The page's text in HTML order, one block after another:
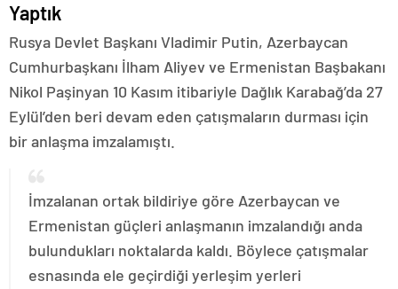
Yaptık
Rusya Devlet Başkanı Vladimir Putin, Azerbaycan
Cumhurbaşkanı İlham Aliyev ve Ermenistan Başbakanı
Nikol Paşinyan 10 Kasım itibariyle Dağlık Karabağ’da 27
Eylül’den beri devam eden çatışmaların durması için
bir anlaşma imzalamıştı.
İmzalanan ortak bildiriye göre Azerbaycan ve
Ermenistan güçleri anlaşmanın imzalandığı anda
bulundukları noktalarda kaldı. Böylece çatışmalar
esnasında ele geçirdiği yerleşim yerleri